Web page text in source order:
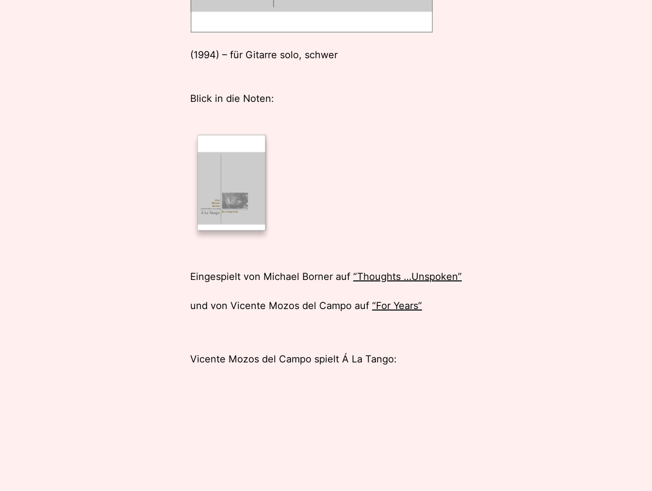
(1994) – für Gitarre solo, schwer
Blick in die Noten:
Eingespielt von Michael Borner auf “Thoughts …Unspoken”
und von Vicente Mozos del Campo auf “For Years”
Vicente Mozos del Campo spielt Á La Tango: